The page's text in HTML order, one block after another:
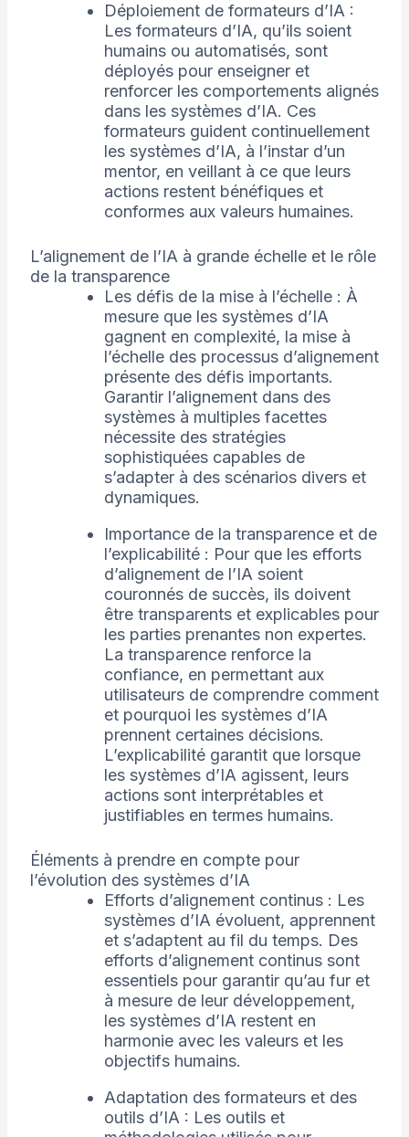
Déploiement de formateurs d’IA :
Les formateurs d’IA, qu’ils soient
humains ou automatisés, sont
déployés pour enseigner et
renforcer les comportements alignés
dans les systèmes d’IA. Ces
formateurs guident continuellement
les systèmes d’IA, à l’instar d’un
mentor, en veillant à ce que leurs
actions restent bénéfiques et
conformes aux valeurs humaines.
L’alignement de l’IA à grande échelle et le rôle
de la transparence
Les défis de la mise à l’échelle : À
mesure que les systèmes d’IA
gagnent en complexité, la mise à
l’échelle des processus d’alignement
présente des défis importants.
Garantir l’alignement dans des
systèmes à multiples facettes
nécessite des stratégies
sophistiquées capables de
s’adapter à des scénarios divers et
dynamiques.
Importance de la transparence et de
l’explicabilité : Pour que les efforts
d’alignement de l’IA soient
couronnés de succès, ils doivent
être transparents et explicables pour
les parties prenantes non expertes.
La transparence renforce la
confiance, en permettant aux
utilisateurs de comprendre comment
et pourquoi les systèmes d’IA
prennent certaines décisions.
L’explicabilité garantit que lorsque
les systèmes d’IA agissent, leurs
actions sont interprétables et
justifiables en termes humains.
Éléments à prendre en compte pour
l’évolution des systèmes d’IA
Efforts d’alignement continus : Les
systèmes d’IA évoluent, apprennent
et s’adaptent au fil du temps. Des
efforts d’alignement continus sont
essentiels pour garantir qu’au fur et
à mesure de leur développement,
les systèmes d’IA restent en
harmonie avec les valeurs et les
objectifs humains.
Adaptation des formateurs et des
outils d’IA : Les outils et